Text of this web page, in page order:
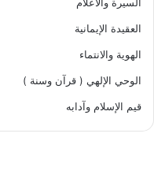
السيرة والأعلام
العقيدة الإيمانية
الهوية والانتماء
الوحي الإلهي ( قرآن وسنة )
قيم الإسلام وآدابه